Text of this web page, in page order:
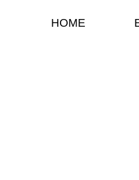
HOME